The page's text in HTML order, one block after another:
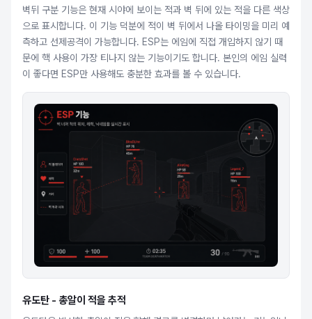
벽뒤 구분 기능은 현재 시야에 보이는 적과 벽 뒤에 있는 적을 다른 색상
으로 표시합니다. 이 기능 덕분에 적이 벽 뒤에서 나올 타이밍을 미리 예
측하고 선제공격이 가능합니다. ESP는 에임에 직접 개입하지 않기 때
문에 핵 사용이 가장 티나지 않는 기능이기도 합니다. 본인의 에임 실력
이 좋다면 ESP만 사용해도 충분한 효과를 볼 수 있습니다.
유도탄 - 총알이 적을 추적